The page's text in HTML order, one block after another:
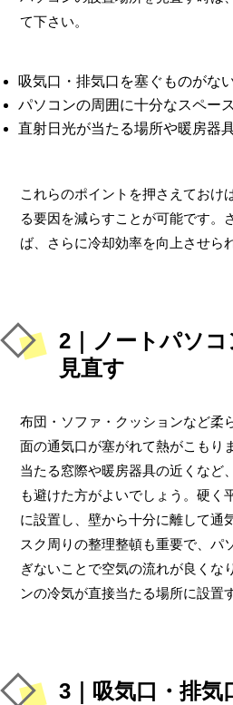
て下さい。
吸気口・排気口を塞ぐものがな
パソコンの周囲に十分なスペー
直射日光が当たる場所や暖房器
これらのポイントを押さえておけ
る要因を減らすことが可能です。
ば、さらに冷却効率を向上させら
2｜ノートパソ
見直す
布団・ソファ・クッションなど柔
面の通気口が塞がれて熱がこもり
当たる窓際や暖房器具の近くなど
も避けた方がよいでしょう。硬く
に設置し、壁から十分に離して通
スク周りの整理整頓も重要で、パ
ぎないことで空気の流れが良くな
ンの冷気が直接当たる場所に設置
3｜吸気口・排気